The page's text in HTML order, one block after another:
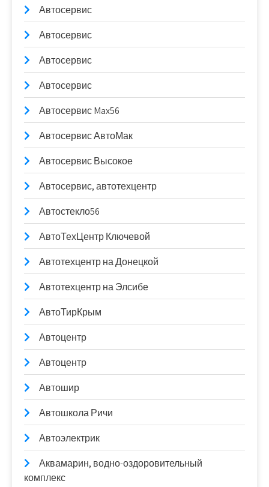
Автосервис
Автосервис
Автосервис
Автосервис
Автосервис Max56
Автосервис АвтоМак
Автосервис Высокое
Автосервис, автотехцентр
Автостекло56
АвтоТехЦентр Ключевой
Автотехцентр на Донецкой
Автотехцентр на Элсибе
АвтоТирКрым
Автоцентр
Автоцентр
Автошир
Автошкола Ричи
Автоэлектрик
Аквамарин, водно-оздоровительный
комплекс